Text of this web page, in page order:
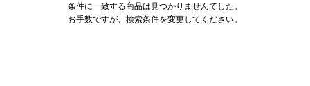
条件に一致する商品は見つかりませんでした。
お手数ですが、検索条件を変更してください。